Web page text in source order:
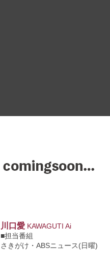
川口愛 KAWAGUTI Ai
■担当番組
さきがけ・ABSニュース(日曜)